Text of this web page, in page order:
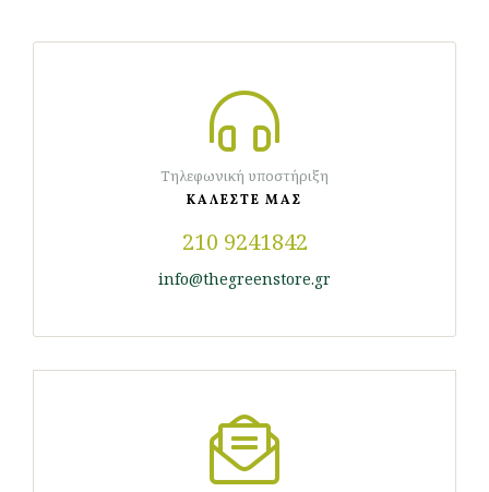
Τηλεφωνική υποστήριξη
ΚΑΛΕΣΤΕ ΜΑΣ
210 9241842
info@thegreenstore.gr